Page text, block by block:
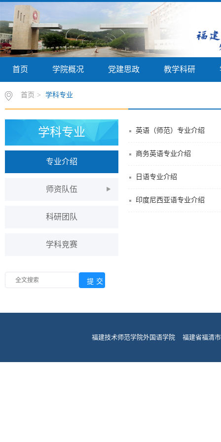
首页 学院概况 党建思政 教学科研
首页 > 学科专业
学科专业
专业介绍
师资队伍
科研团队
学科竞赛
英语（师范）专业介绍
商务英语专业介绍
日语专业介绍
印度尼西亚语专业介绍
福建技术师范学院外国语学院 福建省福清